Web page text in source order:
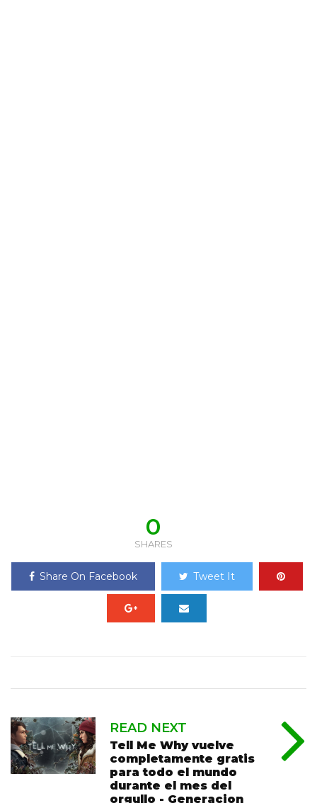
0
SHARES
Share On Facebook Tweet It
READ NEXT
Tell Me Why vuelve
completamente gratis
para todo el mundo
durante el mes del
orgullo - Generacion